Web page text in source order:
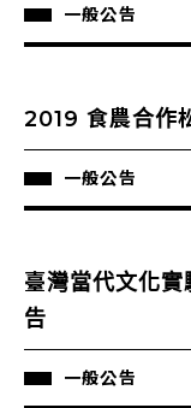
一般公告
2019 食農合作
一般公告
臺灣當代文化
告
一般公告